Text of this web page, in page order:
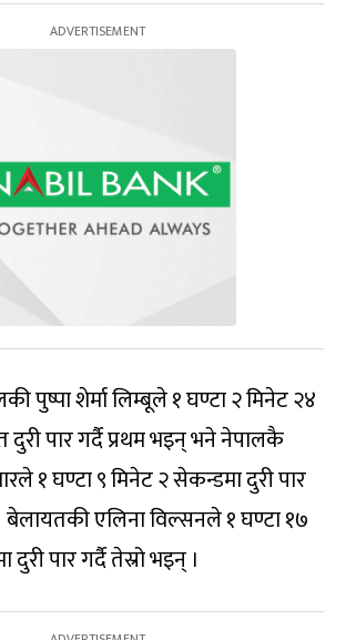
पुष्पा शेर्मा लिम्बूले १ घण्टा २ मिनेट २४
दुरी पार गर्दै प्रथम भइन् भने नेपालकै
१ घण्टा ९ मिनेट २ सेकन्डमा दुरी पार
बेलायतकी एलिना विल्सनले १ घण्टा १७
पार गर्दै तेस्रो भइन् ।